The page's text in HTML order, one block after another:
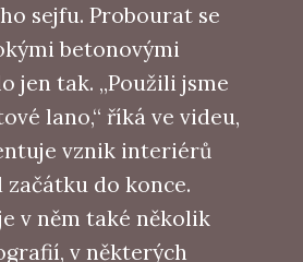
sejfu. Probourat se
betonovými
jen tak. „Použili jsme
lano,“ říká ve videu,
vznik interiérů
do konce.
v něm také několik
v některých